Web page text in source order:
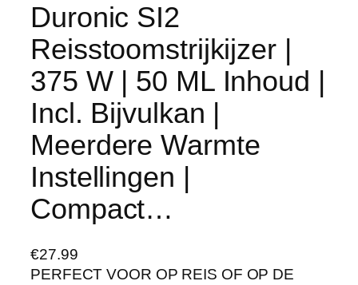
Duronic SI2
Reisstoomstrijkijzer |
375 W | 50 ML Inhoud |
Incl. Bijvulkan |
Meerdere Warmte
Instellingen |
Compact…
€27.99
PERFECT VOOR OP REIS OF OP DE